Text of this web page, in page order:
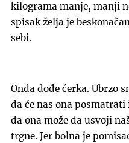
kilograma manje, manji
spisak želja je
sebi.
Onda dođe ćerka. Ubrzo
da će nas ona
da ona može da usvoji
trgne. Jer bolna je